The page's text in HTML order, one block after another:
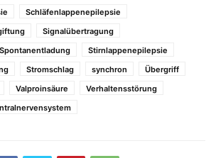
Schläfenlappenepilepsie
Signalübertragung
Spontanentladung
Stirnlappenepilepsie
Stromschlag synchron
Übergriff
Valproinsäure
Verhaltensstörung